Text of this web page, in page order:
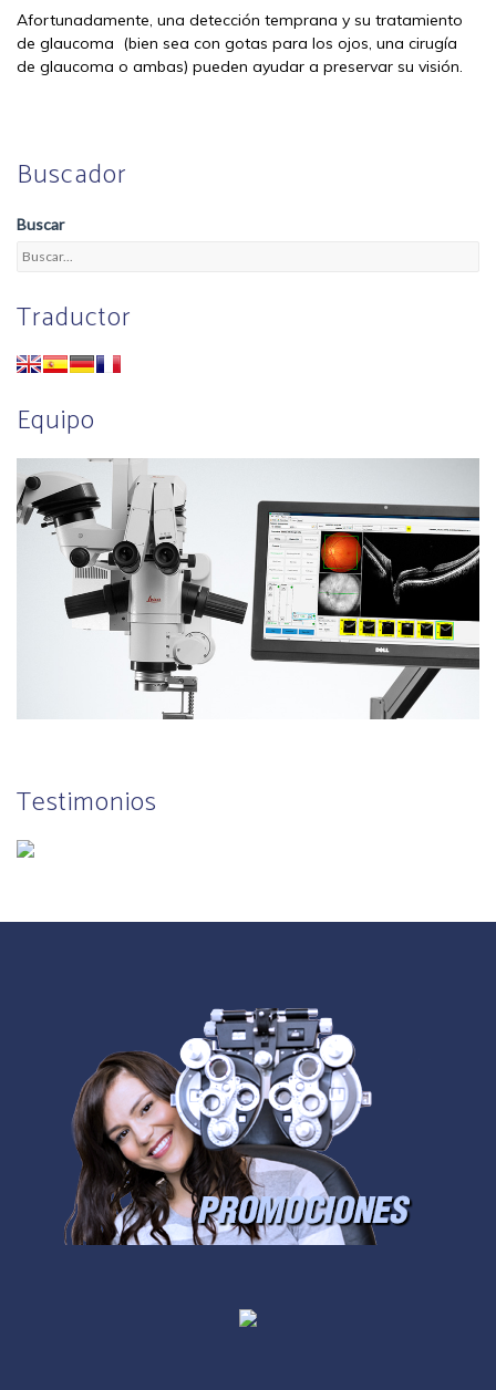
Afortunadamente, una detección temprana y su tratamiento
de glaucoma (bien sea con gotas para los ojos, una cirugía
de glaucoma o ambas) pueden ayudar a preservar su visión.
Buscador
Buscar
Traductor
Equipo
Testimonios